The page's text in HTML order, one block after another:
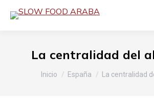
La centralidad del
Estás aquí:
Inicio España La centralidad